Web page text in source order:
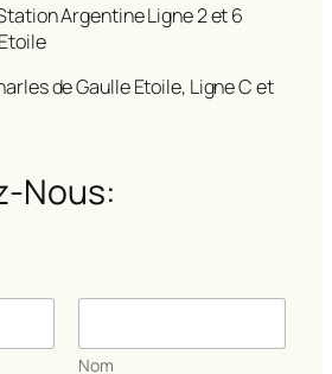
Argentine Ligne 2 et 6
de Gaulle Etoile, Ligne C et
Nous:
Nom